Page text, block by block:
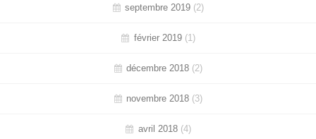
septembre 2019 (2)
février 2019(1)
décembre 2018 (2)
novembre 2018 (3)
avril 2018(4)